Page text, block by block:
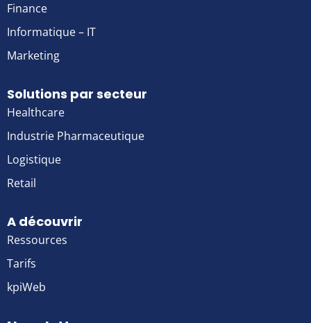
Finance
Informatique – IT
Marketing
Solutions par secteur
Healthcare
Industrie Pharmaceutique
Logistique
Retail
A découvrir
Ressources
Tarifs
kpiWeb